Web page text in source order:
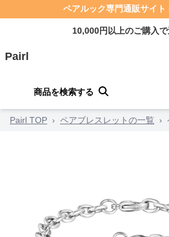
ペアルック専門通販サイト
10,000円以上のご購入
Pairl
商品を検索する
Pairl TOP › ペアブレスレットの一覧 ›